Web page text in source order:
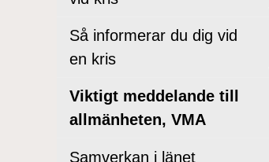
Så informerar du dig vid
en kris
Viktigt meddelande till
allmänheten, VMA
Samverkan i länet